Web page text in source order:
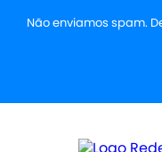
Não enviamos spam.